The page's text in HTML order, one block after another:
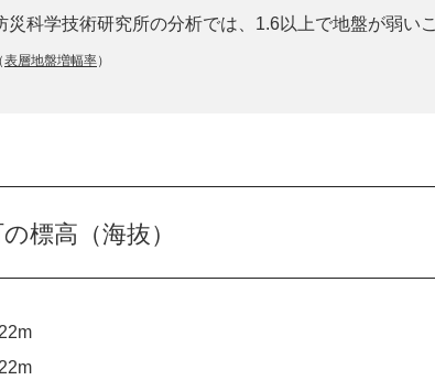
災科学技術研究所の分析では、1.6以上で地盤が弱いこ
（表層地盤増幅率）
標高（海抜）